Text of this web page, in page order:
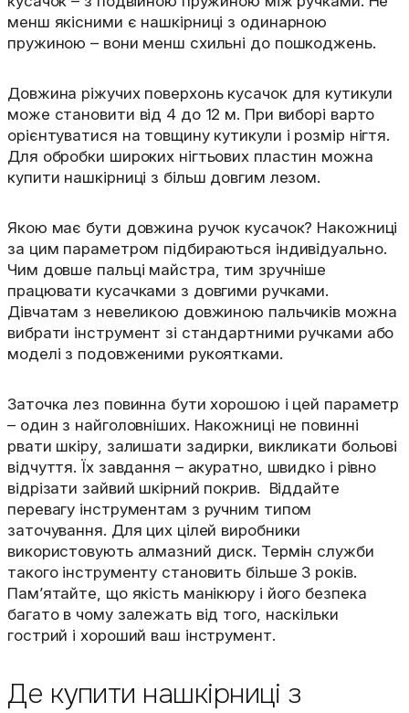
менш якісними є нашкірниці з одинарною
пружиною – вони менш схильні до пошкоджень.
Довжина ріжучих поверхонь кусачок для кутикули
може становити від 4 до 12 м. При виборі варто
орієнтуватися на товщину кутикули і розмір нігтя.
Для обробки широких нігтьових пластин можна
купити нашкірниці з більш довгим лезом.
Якою має бути довжина ручок кусачок? Накожниці
за цим параметром підбираються індивідуально.
Чим довше пальці майстра, тим зручніше
працювати кусачками з довгими ручками.
Дівчатам з невеликою довжиною пальчиків можна
вибрати інструмент зі стандартними ручками або
моделі з подовженими рукоятками.
Заточка лез повинна бути хорошою і цей параметр
– один з найголовніших. Накожниці не повинні
рвати шкіру, залишати задирки, викликати больові
відчуття. Їх завдання – акуратно, швидко і рівно
відрізати зайвий шкірний покрив. Віддайте
перевагу інструментам з ручним типом
заточування. Для цих цілей виробники
використовують алмазний диск. Термін служби
такого інструменту становить більше 3 років.
Пам’ятайте, що якість манікюру і його безпека
багато в чому залежать від того, наскільки
гострий і хороший ваш інструмент.
Де купити нашкірниці з